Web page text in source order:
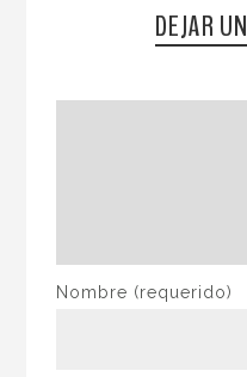
DEJAR
Nombre (requerido)